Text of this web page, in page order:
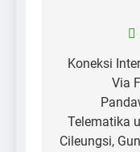
Koneksi
Via
Telematika
Cileungsi,